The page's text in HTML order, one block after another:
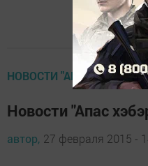
НОВОСТИ "АПАС
Новости "Апас
автор, 27 февраля 2015 -